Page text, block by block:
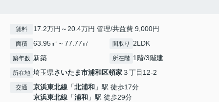
賃料 17.2万円～20.4万円 管理/共益費 9,000円
面積 63.95㎡～77.77㎡ 間取り 2LDK
築年数 新築 所在階 1階/3階建
所在地 埼玉県さいたま市浦和区領家３丁目12-2
交通 京浜東北線 「北浦和 」駅 徒歩17分
京浜東北線 「浦和 」駅 徒歩29分